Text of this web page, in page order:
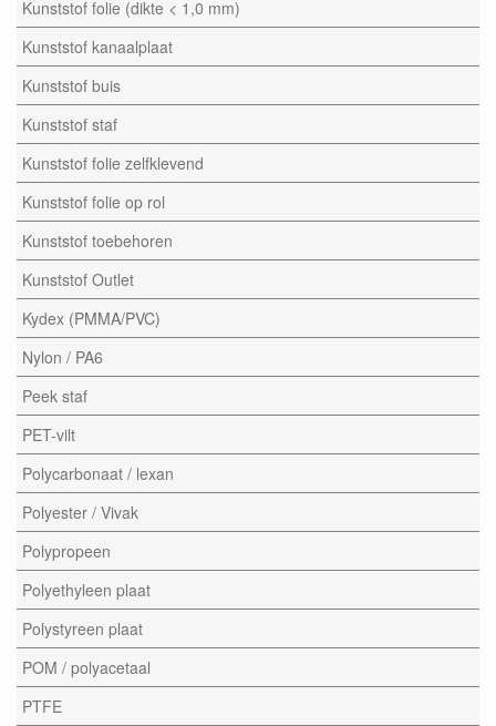
Kunststof folie (dikte < 1,0 mm)
Kunststof kanaalplaat
Kunststof buis
Kunststof staf
Kunststof folie zelfklevend
Kunststof folie op rol
Kunststof toebehoren
Kunststof Outlet
Kydex (PMMA/PVC)
Nylon / PA6
Peek staf
PET-vilt
Polycarbonaat / lexan
Polyester / Vivak
Polypropeen
Polyethyleen plaat
Polystyreen plaat
POM / polyacetaal
PTFE